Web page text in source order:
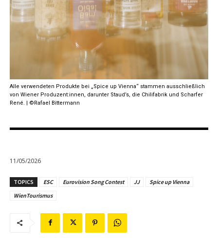
Alle verwendeten Produkte bei „Spice up Vienna“ stammen ausschließlich
von Wiener Produzent:innen, darunter Staud’s, die Chilifabrik und Scharfer
René. | ©Rafael Bittermann
11/05/2026
TOPICS ESC Eurovision Song Contest JJ
Spice up Vienna
WienTourismus